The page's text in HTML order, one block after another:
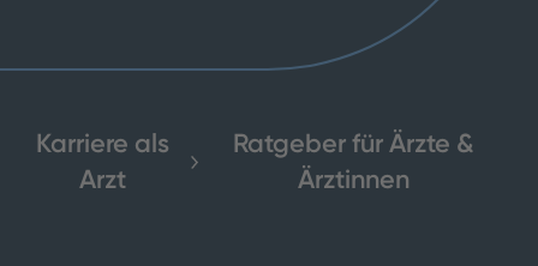
Karriere als
Arzt
Ratgeber für Ärzte &
Ärztinnen